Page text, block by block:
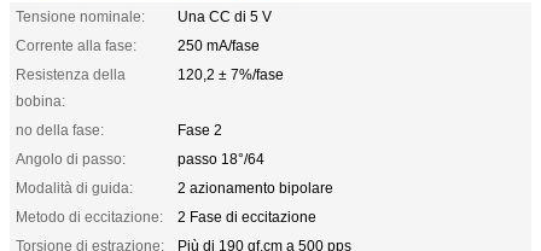
Tensione nominale:
Una CC di 5 V
Corrente alla fase:
250 mA/fase
Resistenza della
bobina:
120,2 ± 7%/fase
no della fase:
Fase 2
Angolo di passo:
passo 18°/64
Modalità di guida:
2 azionamento bipolare
Metodo di eccitazione:
2 Fase di eccitazione
Torsione di estrazione:
Più di 190 gf.cm a 500 pps